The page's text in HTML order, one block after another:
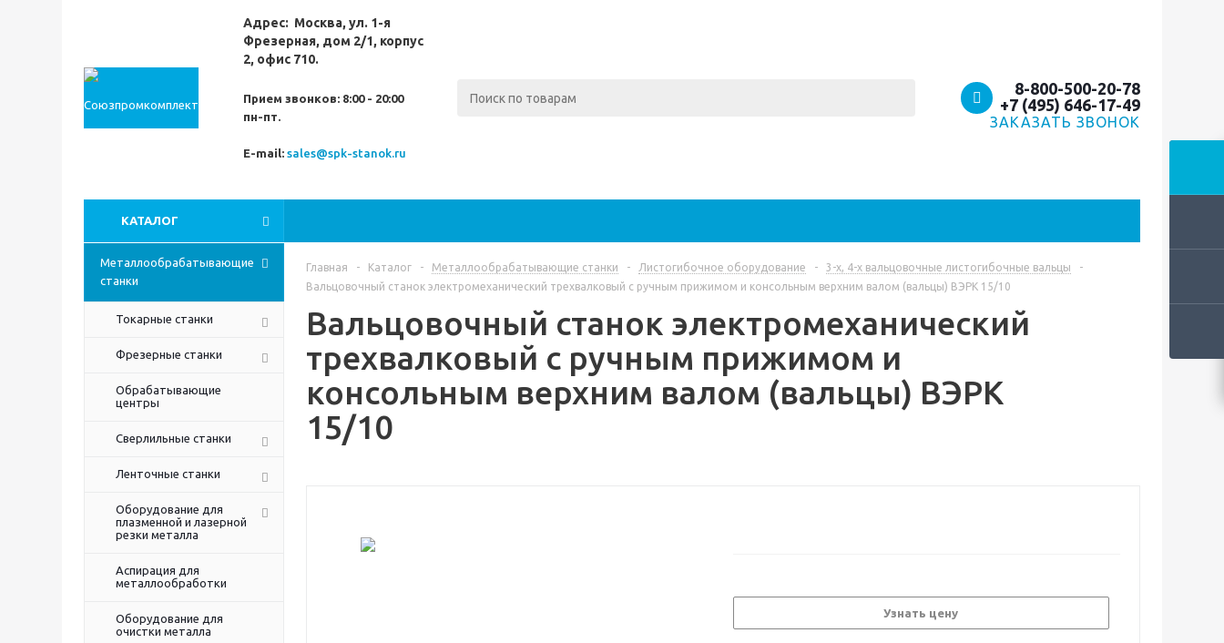
Адрес: Москва, ул. 1-я
Фрезерная, дом 2/1, корпус
2, офис 710.
Прием звонков: 8:00 - 20:00
пн-пт.
E-mail: sales@spk-stanok.ru
8-800-500-20-78
+7 (495) 646-17-49
ЗАКАЗАТЬ ЗВОНОК
КАТАЛОГ
Металлообрабатывающие
станки
Токарные станки
Фрезерные станки
Обрабатывающие
центры
Сверлильные станки
Ленточные станки
Оборудование для
плазменной и лазерной
резки металла
Аспирация для
металлообработки
Оборудование для
очистки металла
Главная - Каталог - Металлообрабатывающие станки - Листогибочное оборудование - 3-х, 4-х вальцовочные листогибочные вальцы
-
Вальцовочный станок электромеханический трехвалковый с ручным прижимом и консольным верхним валом (вальцы) ВЭРК 15/10
Вальцовочный станок электромеханический
трехвалковый с ручным прижимом и
консольным верхним валом (вальцы) ВЭРК
15/10
Узнать цену